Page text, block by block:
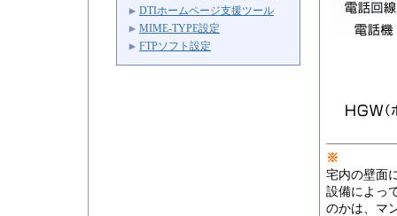
DTIホームページ支援ツール
MIME-TYPE設定
FTPソフト設定
※
宅内の壁面
設備によっ
のかは、マ